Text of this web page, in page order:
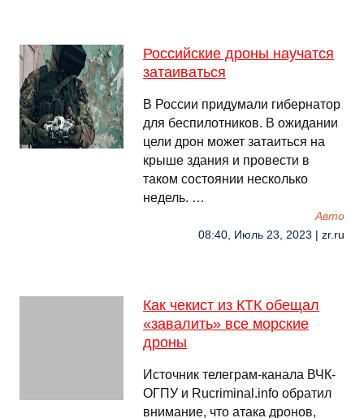
Российские дроны научатся
затаиваться
В России придумали гибернатор
для беспилотников. В ожидании
цели дрон может затаиться на
крыше здания и провести в
таком состоянии несколько
недель. …
Авто
08:40, Июль 23, 2023 | zr.ru
Как чекист из КТК обещал
«завалить» все морские
дроны
Источник телеграм-канала ВЧК-
ОГПУ и Rucriminal.info обратил
внимание, что атака дронов,